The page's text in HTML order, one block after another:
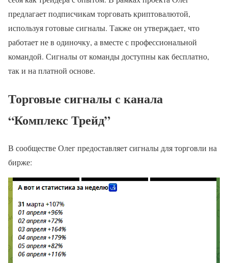
предлагает подписчикам торговать криптовалютой,
используя готовые сигналы. Также он утверждает, что
работает не в одиночку, а вместе с профессиональной
командой. Сигналы от команды доступны как бесплатно,
так и на платной основе.
Торговые сигналы с канала
“Комплекс Трейд”
В сообществе Олег предоставляет сигналы для торговли на
бирже: